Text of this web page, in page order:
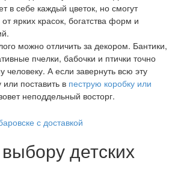
в себе каждый цветок, но смогут
ярких красок, богатства форм и
можно отличить за декором. Бантики,
пчелки, бабочки и птички точно
человеку. А если завернуть всю эту
поставить в пеструю коробку или
неподдельный восторг.
детских